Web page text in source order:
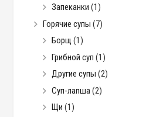
Запеканки (1)
Горячие супы (7)
Борщ (1)
Грибной суп (1)
Другие супы (2)
Суп-лапша(2)
Щи (1)